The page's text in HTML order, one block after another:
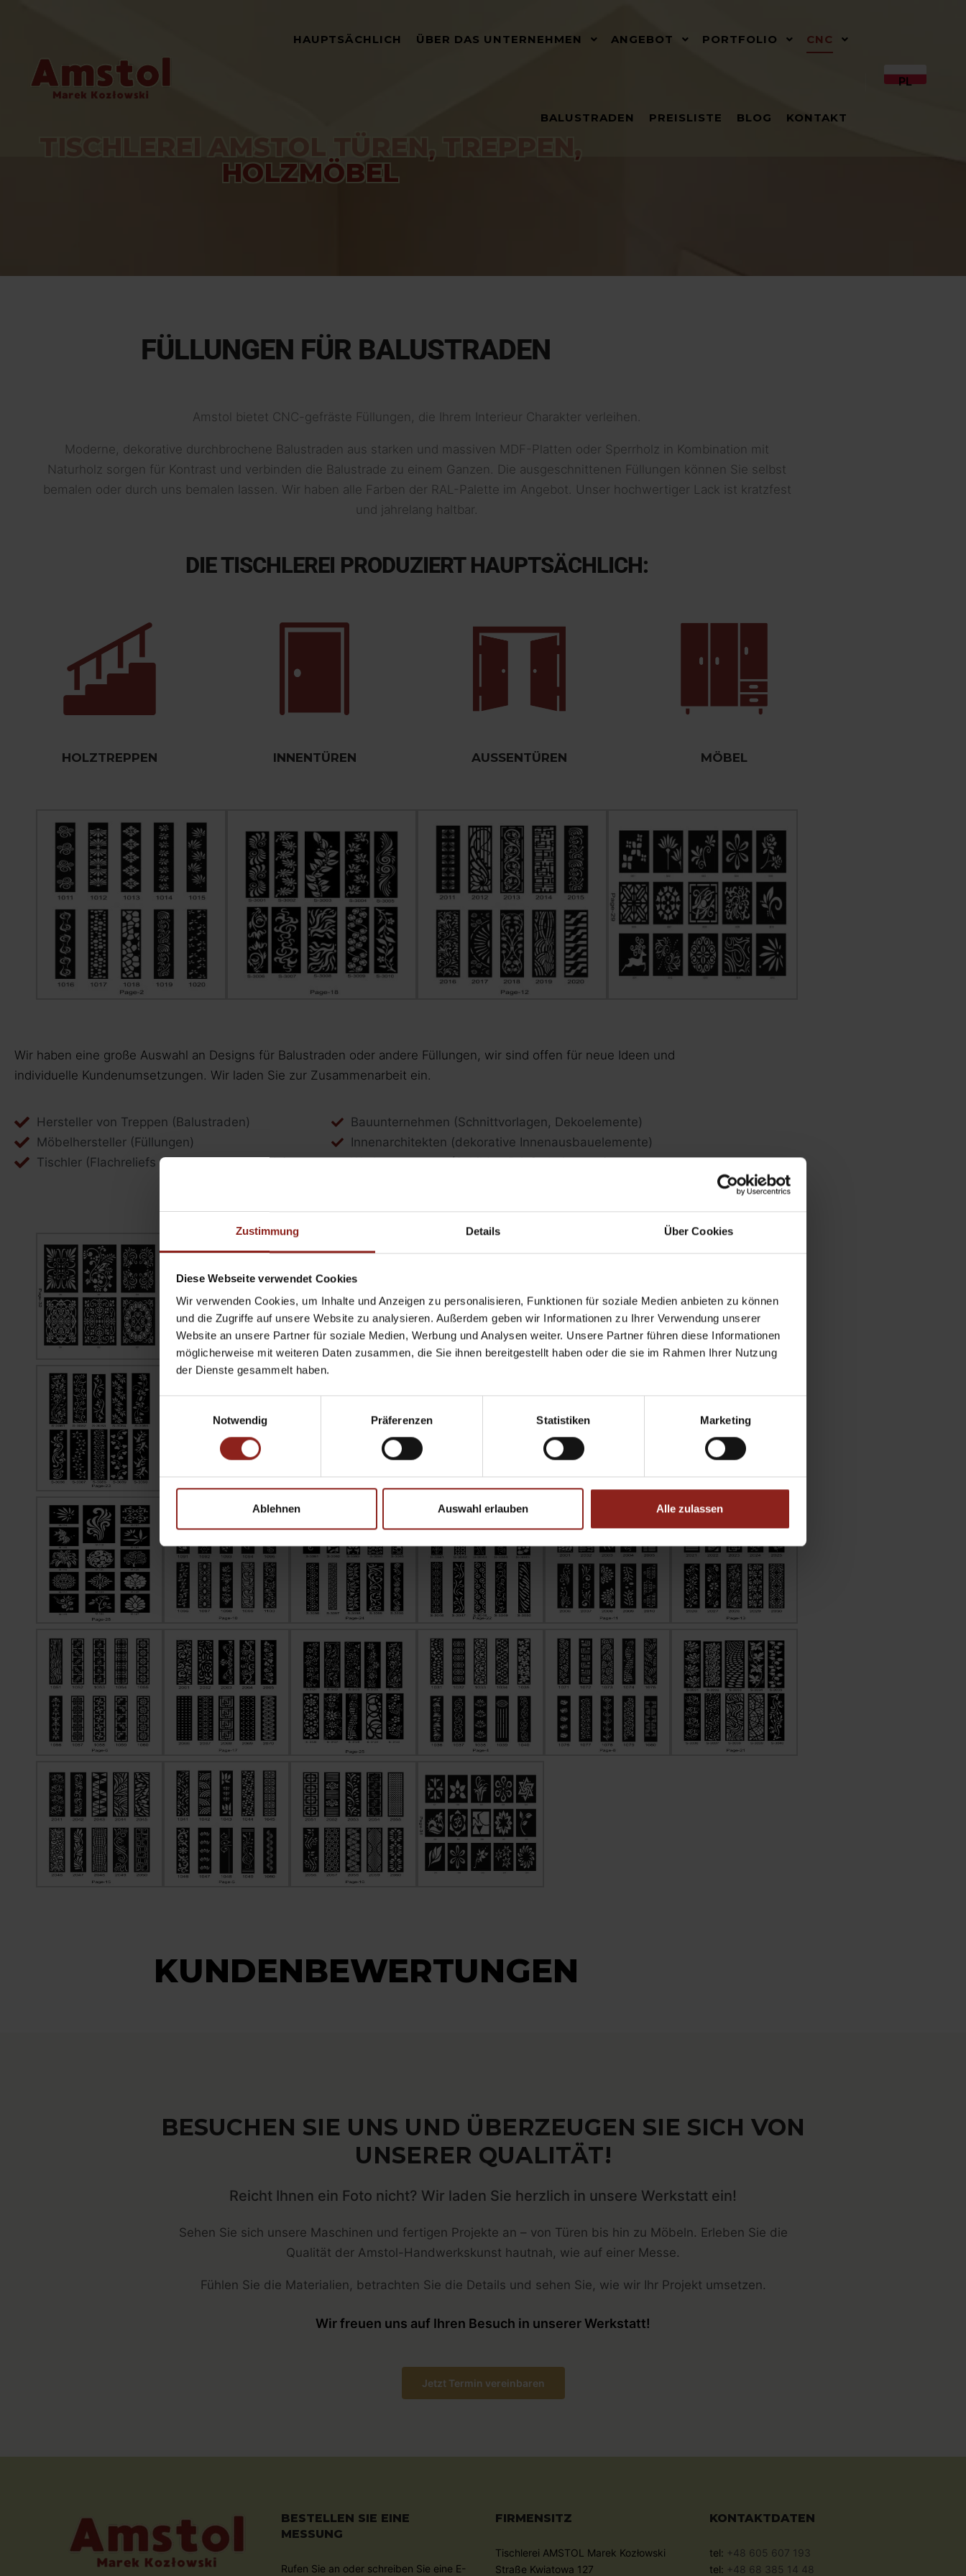
Zustimmung Details Über Cookies
Diese Webseite verwendet Cookies
Wir verwenden Cookies, um Inhalte und Anzeigen zu personalisieren, Funktionen für soziale Medien anbieten zu können
und die Zugriffe auf unsere Website zu analysieren. Außerdem geben wir Informationen zu Ihrer Verwendung unserer
Website an unsere Partner für soziale Medien, Werbung und Analysen weiter. Unsere Partner führen diese Informationen
möglicherweise mit weiteren Daten zusammen, die Sie ihnen bereitgestellt haben oder die sie im Rahmen Ihrer Nutzung
der Dienste gesammelt haben.
Notwendig
Präferenzen Statistiken Marketing
Ablehnen Auswahl erlauben Alle zulassen
HAUPTSÄCHLICH ÜBER DAS UNTERNEHMEN ANGEBOT PORTFOLIO CNC
BALUSTRADEN PREISLISTE BLOG KONTAKT
PL
HOLZMÖBEL
FÜLLUNGEN FÜR BALUSTRADEN
Amstol bietet CNC-gefräste Füllungen, die Ihrem Interieur Charakter verleihen.
Moderne, dekorative durchbrochene Balustraden aus starken und massiven MDF-Platten oder Sperrholz in Kombination mit
Naturholz sorgen für Kontrast und verbinden die Balustrade zu einem Ganzen. Die ausgeschnittenen Füllungen können Sie selbst
bemalen oder durch uns bemalen lassen. Wir haben alle Farben der RAL-Palette im Angebot. Unser hochwertiger Lack ist kratzfest
und jahrelang haltbar.
DIE TISCHLEREI PRODUZIERT HAUPTSÄCHLICH:
HOLZTREPPEN INNENTÜREN AUSSENTÜREN MÖBEL
Wir haben eine große Auswahl an Designs für Balustraden oder andere Füllungen, wir sind offen für neue Ideen und
individuelle Kundenumsetzungen. Wir laden Sie zur Zusammenarbeit ein.
Hersteller von Treppen (Balustraden)
Möbelhersteller (Füllungen)
Tischler (Flachreliefs an Türen und Möbeln)
Bauunternehmen (Schnittvorlagen, Dekoelemente)
Innenarchitekten (dekorative Innenausbauelemente)
Werbeagenturen (Schilder, Briefschnitt usw.)
KUNDENBEWERTUNGEN
BESUCHEN SIE UNS UND ÜBERZEUGEN SIE SICH VON
UNSERER QUALITÄT!
Reicht Ihnen ein Foto nicht? Wir laden Sie herzlich in unsere Werkstatt ein!
Sehen Sie sich unsere Maschinen und fertigen Projekte an – von Türen bis hin zu Möbeln. Erleben Sie die
Qualität der Amstol-Handwerkskunst hautnah, wie auf einer Messe.
Fühlen Sie die Materialien, betrachten Sie die Details und sehen Sie, wie wir Ihr Projekt umsetzen.
Wir freuen uns auf Ihren Besuch in unserer Werkstatt!
Jetzt Termin vereinbaren
BESTELLEN SIE EINE
MESSUNG
Rufen Sie an oder schreiben Sie eine E-
FIRMENSITZ
Tischlerei AMSTOL Marek Kozłowski
Straße Kwiatowa 127
KONTAKTDATEN
tel: +48 605 607 193
tel: +48 68 385 14 48